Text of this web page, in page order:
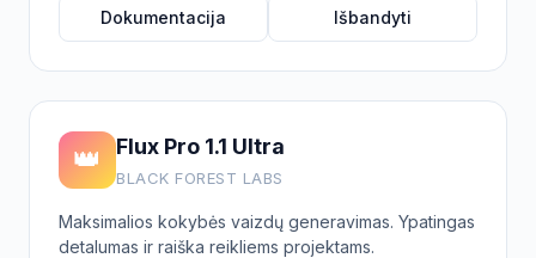
Dokumentacija Išbandyti
👑 Flux Pro 1.1 Ultra
BLACK FOREST LABS
Maksimalios kokybės vaizdų generavimas. Ypatingas
detalumas ir raiška reikliems projektams.